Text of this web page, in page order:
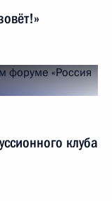
клуба